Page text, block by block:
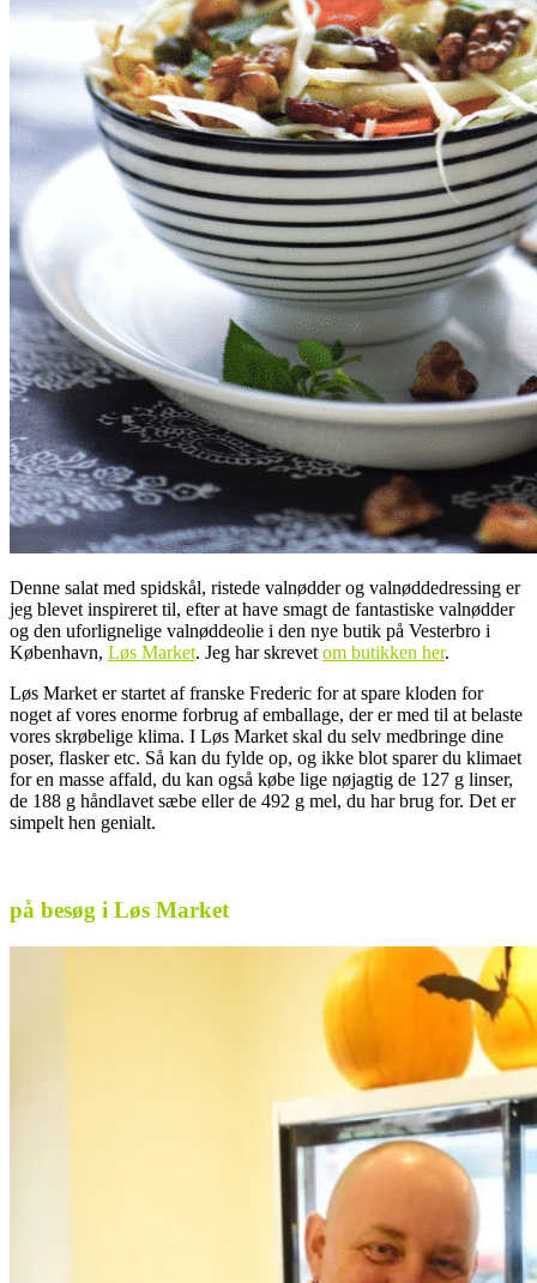
Denne salat med spidskål, ristede valnødder og valnøddedressing er
jeg blevet inspireret til, efter at have smagt de fantastiske valnødder
og den uforlignelige valnøddeolie i den nye butik på Vesterbro i
København, Løs Market. Jeg har skrevet om butikken her.
Løs Market er startet af franske Frederic for at spare kloden for
noget af vores enorme forbrug af emballage, der er med til at belaste
vores skrøbelige klima. I Løs Market skal du selv medbringe dine
poser, flasker etc. Så kan du fylde op, og ikke blot sparer du klimaet
for en masse affald, du kan også købe lige nøjagtig de 127 g linser,
de 188 g håndlavet sæbe eller de 492 g mel, du har brug for. Det er
simpelt hen genialt.
på besøg i Løs Market